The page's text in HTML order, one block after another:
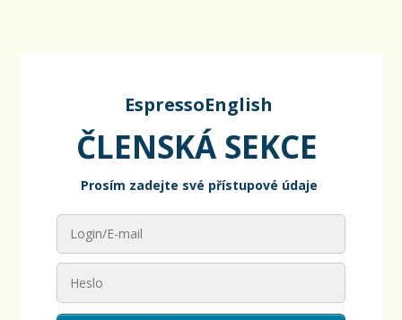
EspressoEnglish
ČLENSKÁ SEKCE
Prosím zadejte své přístupové údaje